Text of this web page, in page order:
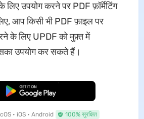
उपयोग करने पर PDF फ़ॉर्मेटिंग
आप किसी भी PDF फ़ाइल पर
के लिए UPDF को मुफ़्त में
उपयोग कर सकते हैं।
मुफ्त डाउनलोड
• iOS • Android 100% सुरक्षित